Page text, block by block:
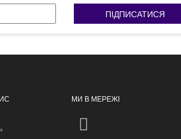
ПІДПИСАТИСЯ
МИ В МЕРЕЖІ